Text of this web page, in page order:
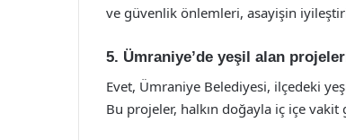
ve güvenlik önlemleri, asayişin
5. Ümraniye’de yeşil alan
Evet, Ümraniye Belediyesi, ilçedeki
Bu projeler, halkın doğayla iç içe vakit